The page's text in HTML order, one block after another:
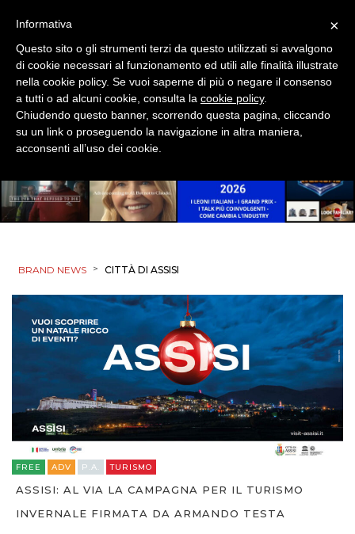
DATI
RICERCHE
PREVISIONI/SCENARI
TREND
BRAND NEWS > CITTÀ DI ASSISI
FREE ADV P.A. TURISMO
ASSISI: AL VIA LA CAMPAGNA PER IL TURISMO
INVERNALE FIRMATA DA ARMANDO TESTA
×
Informativa
Questo sito o gli strumenti terzi da questo utilizzati si avvalgono
di cookie necessari al funzionamento ed utili alle finalità illustrate
nella cookie policy. Se vuoi saperne di più o negare il consenso
a tutti o ad alcuni cookie, consulta la cookie policy.
Chiudendo questo banner, scorrendo questa pagina, cliccando
su un link o proseguendo la navigazione in altra maniera,
acconsenti all’uso dei cookie.